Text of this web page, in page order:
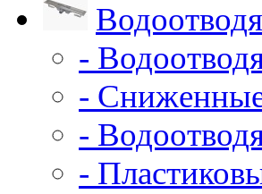
-
-
-
-